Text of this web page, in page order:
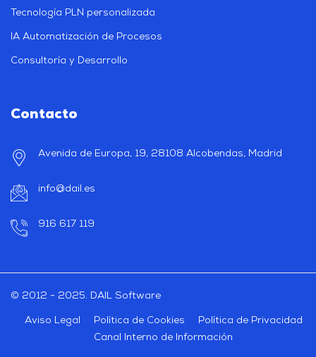
Tecnología PLN personalizada
IA Automatización de Procesos
Consultoría y Desarrollo
Contacto
Avenida de Europa, 19, 28108 Alcobendas, Madrid
info@dail.es
916 617 119
© 2012 - 2025. DAIL Software
Aviso Legal Política de Cookies
Política de Privacidad
Canal Interno de Información